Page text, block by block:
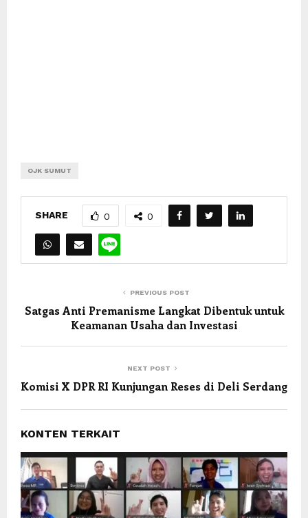
OJK SUMUT
SHARE 0 0
PREVIOUS POST
Satgas Anti Premanisme Langkat Dibentuk untuk
Keamanan Usaha dan Investasi
NEXT POST
Komisi X DPR RI Kunjungan Reses di Deli Serdang
KONTEN TERKAIT